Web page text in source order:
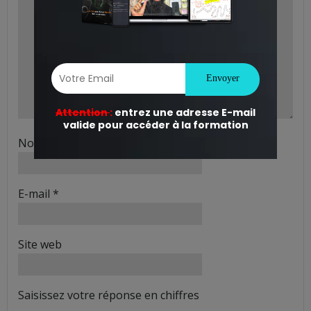
Nom
E-mail *
Site web
Saisissez votre réponse en chiffres